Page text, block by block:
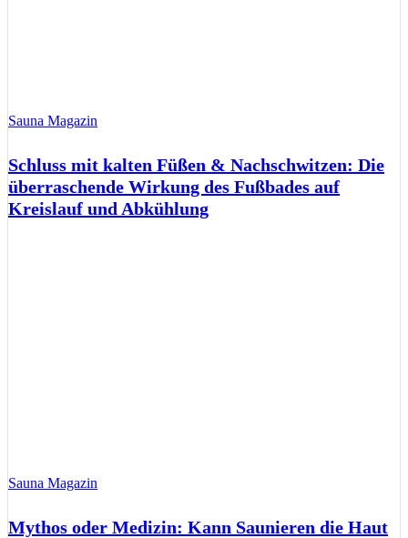
Sauna Magazin
Schluss mit kalten Füßen & Nachschwitzen: Die
überraschende Wirkung des Fußbades auf
Kreislauf und Abkühlung
Sauna Magazin
Mythos oder Medizin: Kann Saunieren die Haut